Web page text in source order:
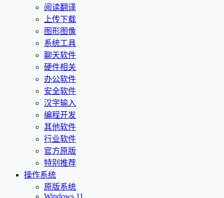
阅读翻译
上传下载
图形图像
系统工具
聊天软件
硬件相关
办公软件
安全软件
汉字输入
编程开发
其他软件
行业软件
官方原版
特别推荐
操作系统
原版系统
Windows 11